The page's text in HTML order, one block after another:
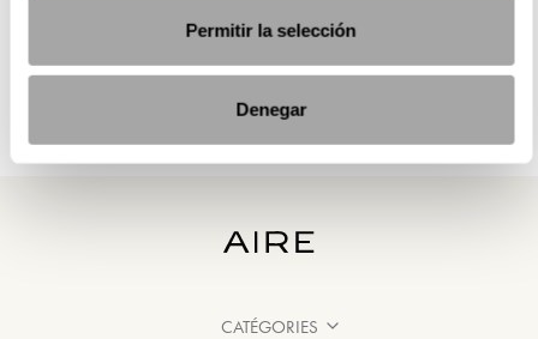
Permitir la selección
Denegar
CATÉGORIES